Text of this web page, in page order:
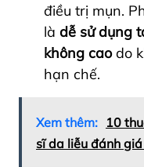
điều trị mụn.
là dễ sử dụng
không caodo
hạn chế.
Xem thêm: 10
sĩ da liễu đánh